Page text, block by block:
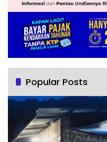
Popular Posts